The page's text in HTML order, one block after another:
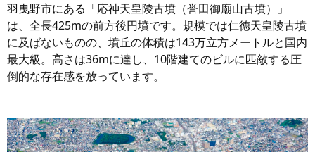
羽曳野市にある「応神天皇陵古墳（誉田御廟山古墳）」
は、全長425mの前方後円墳です。規模では仁徳天皇陵古墳
に及ばないものの、墳丘の体積は143万立方メートルと国内
最大級。高さは36mに達し、10階建てのビルに匹敵する圧
倒的な存在感を放っています。